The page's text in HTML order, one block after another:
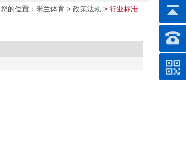
您的位置： 米兰体育 > 政策法规 > 行业标准